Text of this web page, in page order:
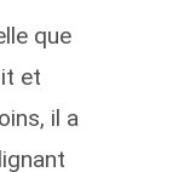
que
et
il a